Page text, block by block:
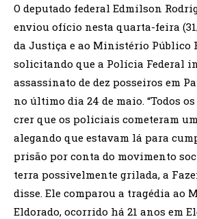
O deputado federal Edmilson
enviou ofício nesta quarta-feira
da Justiça e ao Ministério Público
solicitando que a Polícia Federal
assassinato de dez posseiros em
no último dia 24 de maio. “Todos
crer que os policiais cometeram
alegando que estavam lá para
prisão por conta do movimento
terra possivelmente grilada, a
disse. Ele comparou a tragédia ao
Eldorado, ocorrido há 21 anos em